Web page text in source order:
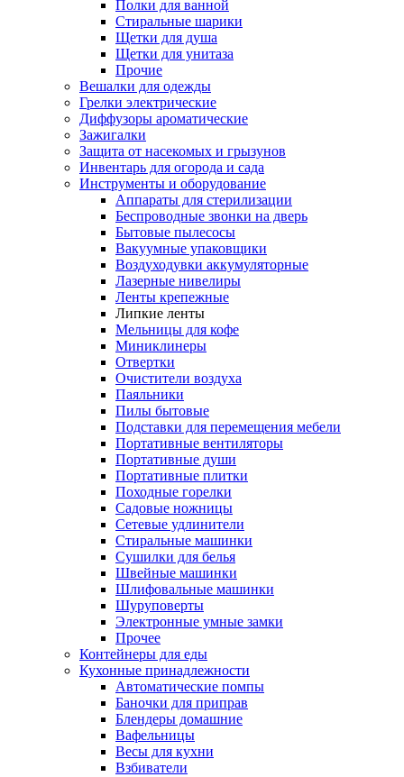
Полки для ванной
Стиральные шарики
Щетки для душа
Щетки для унитаза
Прочие
Вешалки для одежды
Грелки электрические
Диффузоры ароматические
Зажигалки
Защита от насекомых и грызунов
Инвентарь для огорода и сада
Инструменты и оборудование
Аппараты для стерилизации
Беспроводные звонки на дверь
Бытовые пылесосы
Вакуумные упаковщики
Воздуходувки аккумуляторные
Лазерные нивелиры
Ленты крепежные
Липкие ленты
Мельницы для кофе
Миниклинеры
Отвертки
Очистители воздуха
Паяльники
Пилы бытовые
Подставки для перемещения мебели
Портативные вентиляторы
Портативные души
Портативные плитки
Походные горелки
Садовые ножницы
Сетевые удлинители
Стиральные машинки
Сушилки для белья
Швейные машинки
Шлифовальные машинки
Шуруповерты
Электронные умные замки
Прочее
Контейнеры для еды
Кухонные принадлежности
Автоматические помпы
Баночки для приправ
Блендеры домашние
Вафельницы
Весы для кухни
Взбиватели